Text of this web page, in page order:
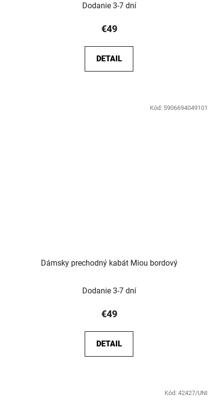
Dodanie 3-7 dní
€49
DETAIL
Dámsky prechodný kabát Miou bordový
Dodanie 3-7 dní
€49
DETAIL
Kód: 5906694049101
Kód: 42427/UNI